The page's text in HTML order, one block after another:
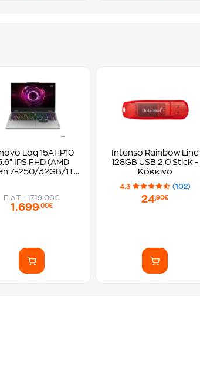
Loq 15AHP10
IPS FHD (AMD
7-250/32GB/1TB
Laptop
Π.Λ.Τ. : 1719.00€
1.699,00€
Intenso Rainbow Line
128GB USB 2.0 Stick -
Κόκκινο
4.3 (102)
24,90€